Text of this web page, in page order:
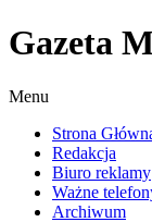
Gazeta
Menu
Strona
Redakcja
Biuro reklamy
Ważne
Archiwum